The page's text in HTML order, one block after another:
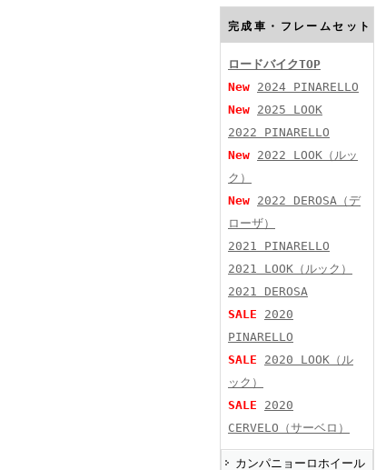
完成車・フレームセット
ロードバイクTOP
New 2024 PINARELLO
New 2025 LOOK
2022 PINARELLO
New 2022 LOOK（ルッ
ク）
New 2022 DEROSA（デ
ローザ）
2021 PINARELLO
2021 LOOK（ルック）
2021 DEROSA
SALE
2020
PINARELLO
SALE
2020 LOOK（ル
ック）
SALE
2020
CERVELO（サーベロ）
カンパニョーロホイール